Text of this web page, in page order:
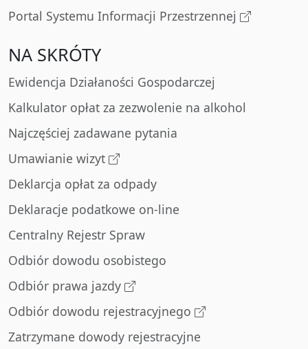
Portal Systemu Informacji Przestrzennej
NA SKRÓTY
Ewidencja Działaności Gospodarczej
Kalkulator opłat za zezwolenie na alkohol
Najczęściej zadawane pytania
Umawianie wizyt
Deklarcja opłat za odpady
Deklaracje podatkowe on-line
Centralny Rejestr Spraw
Odbiór dowodu osobistego
Odbiór prawa jazdy
Odbiór dowodu rejestracyjnego
Zatrzymane dowody rejestracyjne